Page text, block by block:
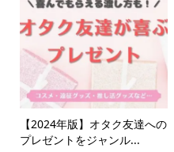
【2024年版】オタク友達への
プレゼントをジャンル...